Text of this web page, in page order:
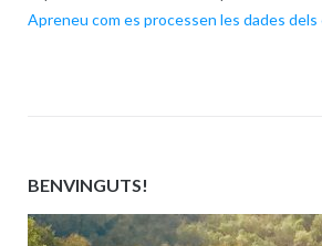
Apreneu com es processen les dades
BENVINGUTS!